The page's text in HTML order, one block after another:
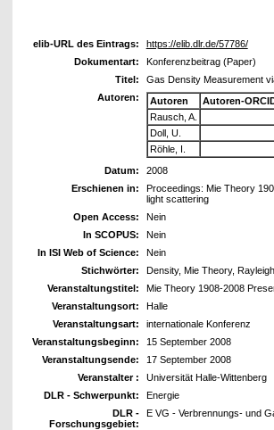
elib-URL des Eintrags:
https://elib.dlr.de/57786/
Dokumentart:
Konferenzbeitrag (Paper)
Titel:
Gas Density Measurement
Autoren:
Autoren
Autoren-
Rausch, A.
Doll, U.
Röhle, I.
Datum:
2008
Erschienen in:
Proceedings: Mie Theory
light scattering
Open Access:
Nein
In SCOPUS:
Nein
In ISI Web of Science:
Nein
Stichwörter:
Density, Mie Theory,
Veranstaltungstitel:
Mie Theory 1908-2008
Veranstaltungsort:
Halle
Veranstaltungsart:
internationale Konferenz
Veranstaltungsbeginn:
15 September 2008
Veranstaltungsende:
17 September 2008
Veranstalter :
Universität Halle-Wittenberg
DLR - Schwerpunkt:
Energie
DLR -
Forschungsgebiet:
E VG - Verbrennungs- und